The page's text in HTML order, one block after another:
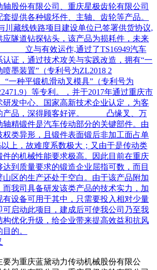
轴股份有限公司、重庆星极齿轮有限公司
提供各种锻坯件、主轴、齿轮等产品。
川藏线铁路项目建设单位已签署供货协议,
应隧道钻探钻头，该产品为损耗件，未来
立与有效运作,通过了TS16949汽车
认证，通过技术攻关与实践改造，拥有“一
墨装置”（专利号为ZL2018 2
“一种平锻机滑动叉模具”（专利号为
）等专利。，并于2017年通过重庆市
研发中心、国家高新技术企业认定，为客
产品，深得顾客好评。 凸缘叉、万
轴精锻件是汽车传动部分的关键部件。由
权类异形，且锻件表面锻后非加工面占单
以上，故难度系数极大；又由于是传动类
件的机械性能要求极高。因此目前在重庆
达到质量要求的锻造企业屈指可数，而目
山区的生产还处于空白。由于该产品附加
而我司具备研发该类产品的技术实力，加
有设备可用于其中，只需要投入相对少量
可启动此项目，建成后可使我公司乃至我
构优化升级，给企业带来提高效益和抗风
的。
重庆蓝黛动力传动机械股份有限公